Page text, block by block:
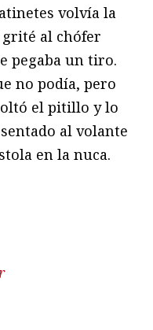
volvía la
grité al chófer
pegaba un tiro.
no podía, pero
el pitillo y lo
al volante
en la nuca.